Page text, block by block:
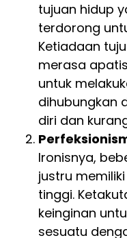
tujuan hidup
terdorong
Ketiadaan
merasa
untuk
dihubungkan
diri dan
Ironisnya,
justru
tinggi.
keinginan
sesuatu